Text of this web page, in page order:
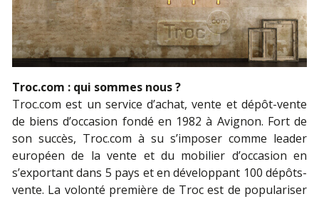
Troc.com : qui sommes nous ?
Troc.com est un service d’achat, vente et dépôt-vente
de biens d’occasion fondé en 1982 à Avignon. Fort de
son succès, Troc.com à su s’imposer comme leader
européen de la vente et du mobilier d’occasion en
s’exportant dans 5 pays et en développant 100 dépôts-
vente. La volonté première de Troc est de populariser